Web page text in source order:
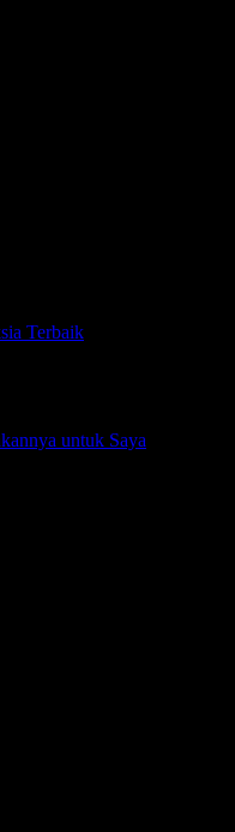
Terbaik
untuk Saya